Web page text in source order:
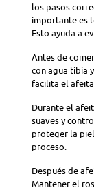
los pasos
importante es
Esto ayuda a
Antes de
con agua tibia
facilita el
Durante el
suaves y
proteger la
proceso.
Después de
Mantener el